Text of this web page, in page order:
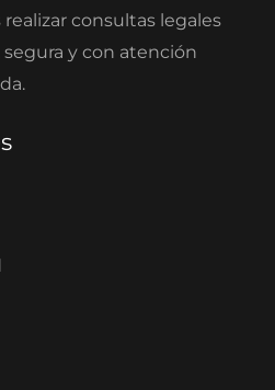
consultas legales
y con atención